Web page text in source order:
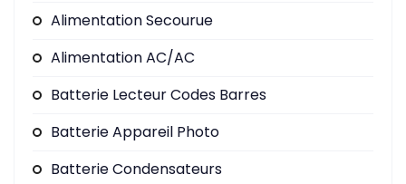
Alimentation Secourue
Alimentation AC/AC
Batterie Lecteur Codes Barres
Batterie Appareil Photo
Batterie Condensateurs